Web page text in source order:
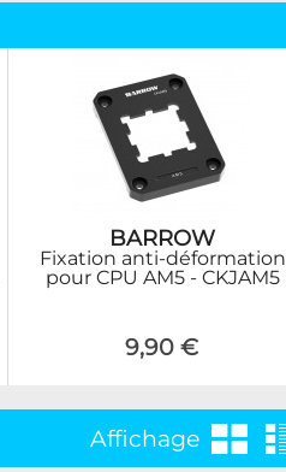
BARROW
Fixation anti-déformation
pour CPU AM5 - CKJAM5
9,90 €
Affichage